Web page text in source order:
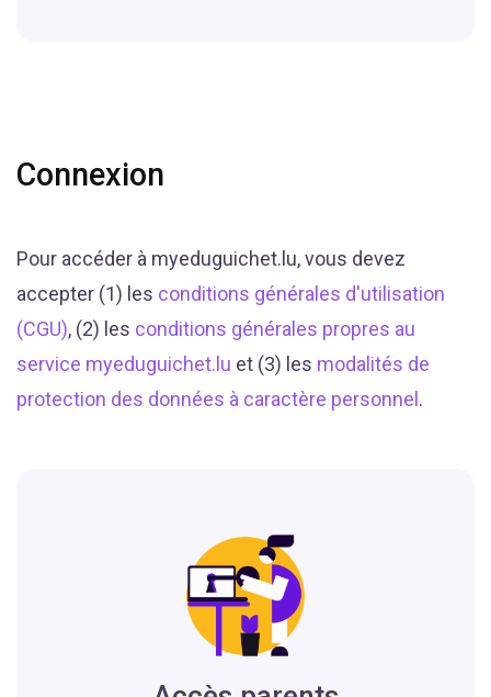
Connexion
Pour accéder à myeduguichet.lu, vous devez
accepter (1) les conditions générales d'utilisation
(CGU), (2) les conditions générales propres au
service myeduguichet.lu et (3) les modalités de
protection des données à caractère personnel .